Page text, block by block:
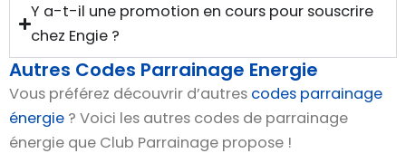
Y a-t-il une promotion en cours pour souscrire
chez Engie ?
Autres Codes Parrainage Energie
Vous préférez découvrir d’autres codes parrainage
énergie ? Voici les autres codes de parrainage
énergie que Club Parrainage propose !